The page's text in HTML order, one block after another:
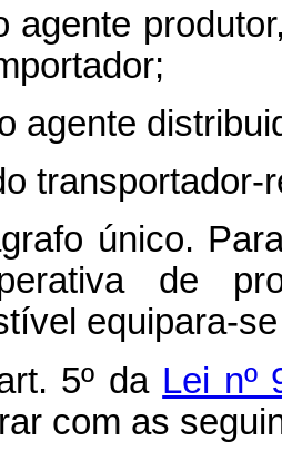
agente
agente
transportador-
único.
de
equipara-
5º da Lei nº
com as